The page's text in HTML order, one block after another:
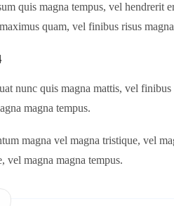
quis magna tempus, vel hendrerit
quam, vel finibus risus
nunc quis magna mattis, vel
magna tempus.
magna vel magna tristique, vel
vel magna magna tempus.